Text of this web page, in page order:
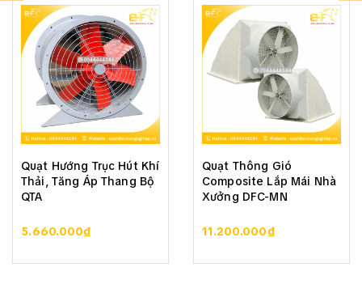
Quạt Hướng Trục Hút Khí
Thải, Tăng Áp Thang Bộ
QTA
5.660.000₫
Quạt Thông Gió
Composite Lắp Mái Nhà
Xưởng DFC-MN
11.200.000₫